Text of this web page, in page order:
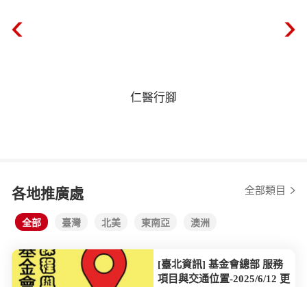
仁醫行腳
各地推廣處 全部類目
全部 臺灣 北美 東南亞 澳洲
[臺北資訊] 基金會總部 服務
項目與交通位置-2025/6/12 更